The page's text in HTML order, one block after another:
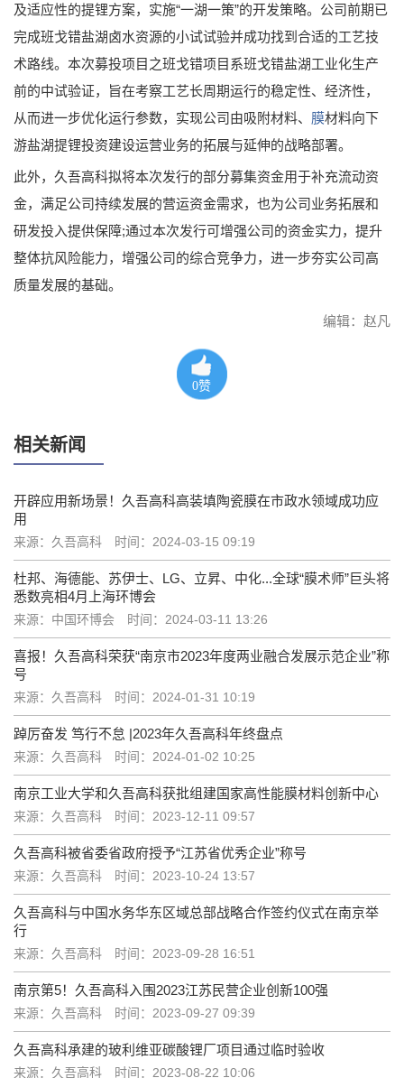
及适应性的提锂方案，实施“一湖一策”的开发策略。公司前期已
完成班戈错盐湖卤水资源的小试试验并成功找到合适的工艺技
术路线。本次募投项目之班戈错项目系班戈错盐湖工业化生产
前的中试验证，旨在考察工艺长周期运行的稳定性、经济性，
从而进一步优化运行参数，实现公司由吸附材料、 膜材料向下
游盐湖提锂投资建设运营业务的拓展与延伸的战略部署。
此外，久吾高科拟将本次发行的部分募集资金用于补充流动资
金，满足公司持续发展的营运资金需求，也为公司业务拓展和
研发投入提供保障;通过本次发行可增强公司的资金实力，提升
整体抗风险能力，增强公司的综合竞争力，进一步夯实公司高
质量发展的基础。
编辑：赵凡
0赞
相关新闻
开辟应用新场景！久吾高科高装填陶瓷膜在市政水领域成功应
用
来源：久吾高科 时间：2024-03-15 09:19
杜邦、海德能、苏伊士、LG、立昇、中化...全球“膜术师”巨头将
悉数亮相4月上海环博会
来源：中国环博会 时间：2024-03-11 13:26
喜报！久吾高科荣获“南京市2023年度两业融合发展示范企业”称
号
来源：久吾高科 时间：2024-01-31 10:19
踔厉奋发 笃行不怠 |2023年久吾高科年终盘点
来源：久吾高科 时间：2024-01-02 10:25
南京工业大学和久吾高科获批组建国家高性能膜材料创新中心
来源：久吾高科 时间：2023-12-11 09:57
久吾高科被省委省政府授予“江苏省优秀企业”称号
来源：久吾高科 时间：2023-10-24 13:57
久吾高科与中国水务华东区域总部战略合作签约仪式在南京举
行
来源：久吾高科 时间：2023-09-28 16:51
南京第5！久吾高科入围2023江苏民营企业创新100强
来源：久吾高科 时间：2023-09-27 09:39
久吾高科承建的玻利维亚碳酸锂厂项目通过临时验收
来源：久吾高科 时间：2023-08-22 10:06